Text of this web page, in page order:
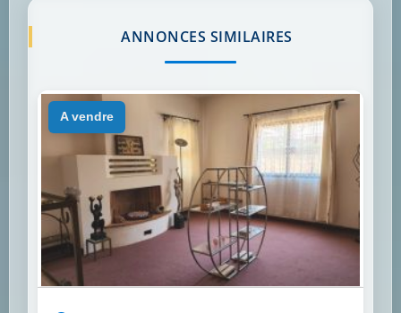
ANNONCES SIMILAIRES
a vendre